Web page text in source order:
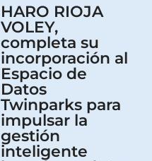
HARO RIOJA
VOLEY,
completa su
incorporación al
Espacio de
Datos
Twinparks para
impulsar la
gestión
inteligente